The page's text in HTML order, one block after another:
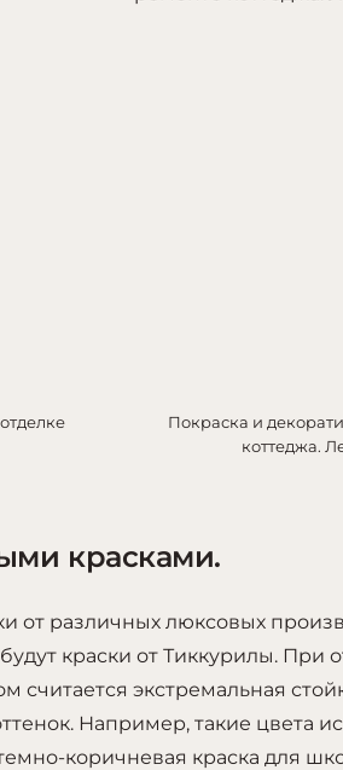
Покраска и
коттеджа.
красками.
от различных люксовых
краски от Тиккурилы. При
считается экстремальная
Например, такие цвета
коричневая краска для